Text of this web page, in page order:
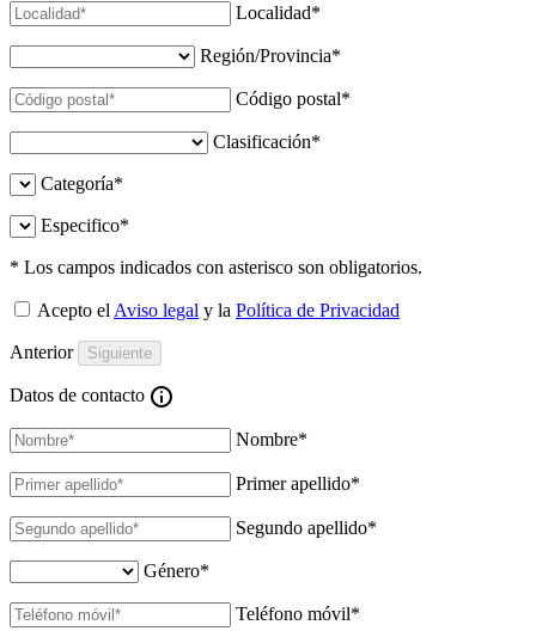
Localidad*
Región/Provincia*
Código postal*
Clasificación*
Categoría*
Especifico*
* Los campos indicados con asterisco son obligatorios.
Acepto el Aviso legal y la Política de Privacidad
Anterior
Datos de contacto
Nombre*
Primer apellido*
Segundo apellido*
Género*
Teléfono móvil*